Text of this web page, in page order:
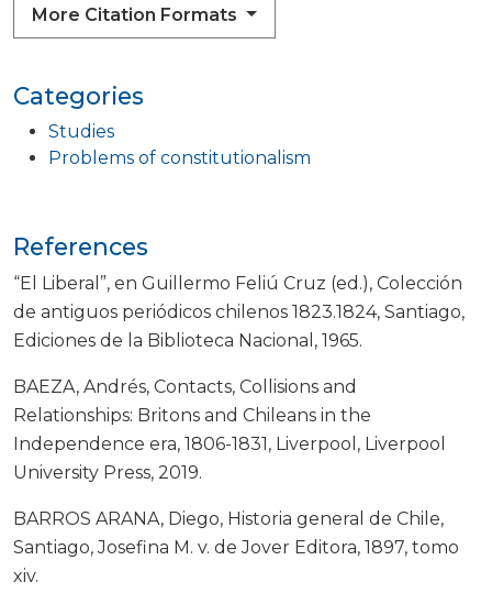
Categories
Studies
Problems of constitutionalism
More Citation Formats
References
“El Liberal”, en Guillermo Feliú Cruz (ed.), Colección
de antiguos periódicos chilenos 1823.1824, Santiago,
Ediciones de la Biblioteca Nacional, 1965.
BAEZA, Andrés, Contacts, Collisions and
Relationships: Britons and Chileans in the
Independence era, 1806-1831, Liverpool, Liverpool
University Press, 2019.
BARROS ARANA, Diego, Historia general de Chile,
Santiago, Josefina M. v. de Jover Editora, 1897, tomo
xiv.